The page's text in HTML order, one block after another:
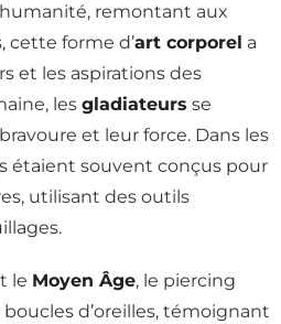
remontant aux
cette forme d’art corporel a
et les aspirations des
les gladiateurs se
et leur force. Dans les
étaient souvent conçus pour
utilisant des outils
le Moyen Âge, le piercing
d’oreilles, témoignant